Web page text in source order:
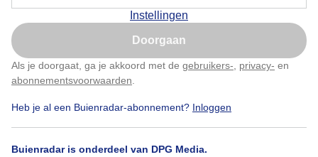
Instellingen
Doorgaan
Als je doorgaat, ga je akkoord met de gebruikers- privacy- en
abonnementsvoorwaarden
Heb je al een Buienradar-abonnement? Inloggen
Buienradar is onderdeel van DPG Media.
Lente
Zomer
Over Buienradar
Nu niet, misschien later
Klik hierom dit aan te passen